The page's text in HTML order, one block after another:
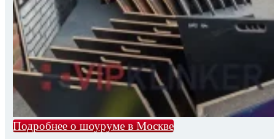
Подробнее о шоуруме в Москве